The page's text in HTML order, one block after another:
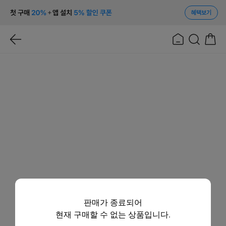
혜택보기
판매가 종료되어
현재 구매할 수 없는 상품입니다.